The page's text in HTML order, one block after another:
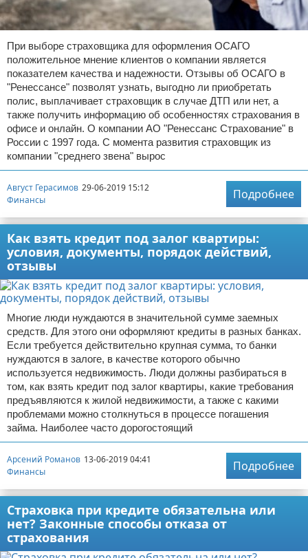
При выборе страховщика для оформления ОСАГО
положительное мнение клиентов о компании является
показателем качества и надежности. Отзывы об ОСАГО в
"Ренессансе" позволят узнать, выгодно ли приобретать
полис, выплачивает страховщик в случае ДТП или нет, а
также получить информацию об особенностях страхования в
офисе и онлайн. О компании АО "Ренессанс Страхование" в
России с 1997 года. С момента развития страховщик из
компании "среднего звена" вырос
Август Герасимов 29-06-2019 15:12
Финансы
Подробнее
Как взять кредит под залог квартиры:
условия, документы, порядок действий,
отзывы
Многие люди нуждаются в значительной сумме заемных
средств. Для этого они оформляют кредиты в разных банках.
Если требуется действительно крупная сумма, то банки
нуждаются в залоге, в качестве которого обычно
используется недвижимость. Люди должны разбираться в
том, как взять кредит под залог квартиры, какие требования
предъявляются к жилой недвижимости, а также с какими
проблемами можно столкнуться в процессе погашения
займа. Наиболее часто дорогостоящий
Арсений Романов 13-06-2019 04:41
Финансы
Подробнее
Страховка при кредите обязательна или
нет? Законные способы отказа от
страхования